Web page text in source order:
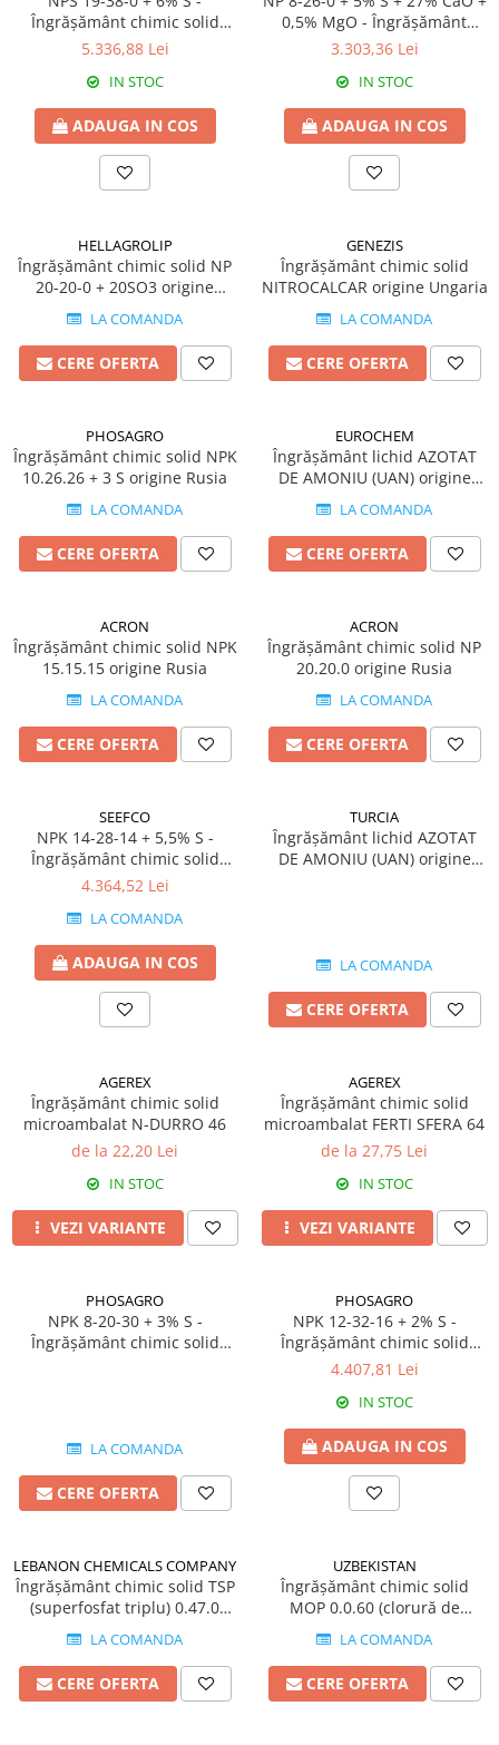
Erbicide
Fertilizanți foliari
CONOPIDĂ
Fungicide
Insecticide
Fertilizanți foliari
CUCURBITACEE
ORNAMENTALE
Fertilizanți foliari
DOVLEAC
Fungicide
Insecticide
DOVLECEL
Insecticide
Dezinfectant sol
FASOLE
Tratament semințe
Erbicide
Fertilizanți foliari
FASOLE BOABE DE TOAMNĂ
Erbicide
Erbicide
Tratament semințe
Semințe
Erbicide
Fungicide
Insecticide
Biostimulatori
Dezinfectant sol
Regulatori de creștere
Biostimulatori
GĂLBENELE
Erbicide
Insecticide
Fertilizanți foliari
GENȚIANĂ
Erbicide
Tratament semințe
Biostimulatori
Fertilizanți foliari
GULII
Biostimulatori
Adjuvanți
Fungicide
Fertilizanți foliari
Tratament semințe
Fungicide
Biostimulatori
LEGUME în câmp
LEGUME ÎN SERĂ
Insecticide
LEGUME ÎN SPAȚII PROTEJATE
LEGUME RĂDĂCINOASE
LEGUMINOASE
Fertilizanți foliari
LUCERNĂ
Biostimulatori
Dezinfectant sol
Biostimulatori
Fertilizanți foliari
Adjuvanți
Tratament semințe
Fungicide
Biostimulatori
Fertilizanți foliari
MENTĂ
Insecticide
MIRODENII
Fertilizanți foliari
Fertilizanți foliari
MUR
Insecticide
Fertilizanți foliari
NAPI
Îngrășământ chimic solid
origine Maroc
5.336,88 Lei
IN STOC
ADAUGA IN COS
0,5% MgO - Îngrășământ
chimic solid origine Tunisia
3.303,36 Lei
IN STOC
ADAUGA IN COS
HELLAGROLIP
Îngrășământ chimic solid NP
20-20-0 + 20SO3 origine
LA COMANDA
CERE OFERTA
GENEZIS
Îngrășământ chimic solid
NITROCALCAR origine Ungaria
LA COMANDA
CERE OFERTA
PHOSAGRO
Îngrășământ chimic solid NPK
10.26.26 + 3 S origine Rusia
LA COMANDA
CERE OFERTA
EUROCHEM
Îngrășământ lichid AZOTAT
DE AMONIU (UAN) origine
LA COMANDA
CERE OFERTA
ACRON
Îngrășământ chimic solid NPK
15.15.15 origine Rusia
LA COMANDA
CERE OFERTA
ACRON
Îngrășământ chimic solid NP
20.20.0 origine Rusia
LA COMANDA
CERE OFERTA
SEEFCO
NPK 14-28-14 + 5,5% S -
Îngrășământ chimic solid
origine Maroc
4.364,52 Lei
LA COMANDA
ADAUGA IN COS
TURCIA
Îngrășământ lichid AZOTAT
DE AMONIU (UAN) origine
LA COMANDA
CERE OFERTA
AGEREX
Îngrășământ chimic solid
microambalat N-DURRO 46
de la 22,20 Lei
IN STOC
VEZI VARIANTE
AGEREX
Îngrășământ chimic solid
microambalat FERTI SFERA 64
de la 27,75 Lei
IN STOC
VEZI VARIANTE
PHOSAGRO
NPK 8-20-30 + 3% S -
Îngrășământ chimic solid
LA COMANDA
CERE OFERTA
PHOSAGRO
NPK 12-32-16 + 2% S -
Îngrășământ chimic solid
origine Rusia
4.407,81 Lei
IN STOC
ADAUGA IN COS
LEBANON CHEMICALS COMPANY
Îngrășământ chimic solid TSP
(superfosfat triplu) 0.47.0
origine Liban
LA COMANDA
CERE OFERTA
UZBEKISTAN
Îngrășământ chimic solid
MOP 0.0.60 (clorură de
potasiu) origine UZBEKISTAN
LA COMANDA
CERE OFERTA